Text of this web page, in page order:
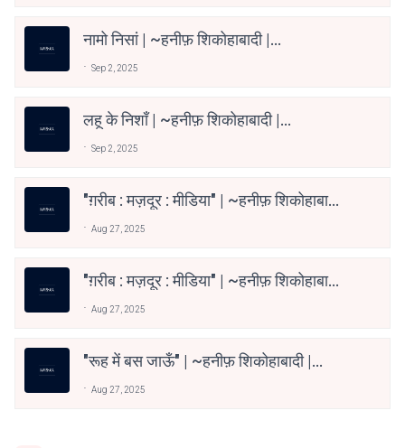
नामो निसां | ~हनीफ़ शिकोहाबादी |
Sep 2, 2025
लहू के निशाँ | ~हनीफ़ शिकोहाबादी |
Sep 2, 2025
"ग़रीब : मज़दूर : मीडिया" | ~हनीफ़ शिकोहाबादी
Aug 27, 2025
"ग़रीब : मज़दूर : मीडिया" | ~हनीफ़ शिकोहाबादी
Aug 27, 2025
"रूह में बस जाऊँ" | ~हनीफ़ शिकोहाबादी |
Aug 27, 2025